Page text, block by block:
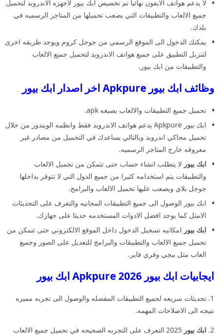
لا يدعم هواتف الايفون نهائيا تم تخصيص ابك بيور لاجهزه الاندرويد لتحميل
جميع الالعاب والتطبيقات التي يصعب تحميلها من المتاجر الرسميه في
بلدك.
يمكنك الدخول الى الموقع الرسمي من جوجل كروم ويوجد طريقه اخرى
لتنزيل التطبيق على جميع هواتف الاندرويد لتحميل جميع الالعاب
والتطبيقات من ابك بيور.
وظائف ابك بيور Apkpure اخر اصدار ابك بيور
تحميل جميع التطبيقات والالعاب بصيغه apk.
ابك بيور Apkpure يدعم هواتف الاندرويد فقط وانظمه الويندوز من خلال
تحميل محاكي اندرويد وبالتالي يساعدك في التحميل من مصادر غير
معروفه خارج المتاجر الرسميه.
ابك بيور لا يتطلب انشاء حساب حتى تتمكن من تحميل الالعاب
والتطبيقات يتم استخدامه كثيرا من جميع الدول التي لا تتوفر بداخلها
جوجل بلاي ويصعب عليها تحميل الالعاب والبرامج.
ابك بيور الوصول الى جميع التطبيقات المجانيه والتعرف على التحديثات
الامثل كما يوجد افضل الادوات المستخدمه حديثا على جهازك.
ابك بيور امكانيه تسجيل الدخول داخل الموقع الالكتروني حتى تتمكن من
تحميل جميع الالعاب والتطبيقات والبرامج للتعديل على الصور وجميع
العاب مثل ببجي وفري فاير.
ايجابيات ابك بيور 2026 Apkpure ابك بيور
1. تحديثات سريعه لجميع التطبيقات المفضله والوصول الى تجربه مميزه
نتيجه الى الاصلاحات المهمه.
2. ابك بيور
2025 التعرف على التجربه الصحيحه في تحميل جميع الالعاب